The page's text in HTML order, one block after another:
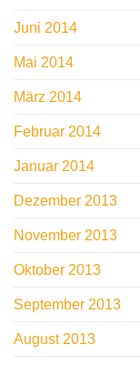
Juni 2014
Mai 2014
März 2014
Februar 2014
Januar 2014
Dezember 2013
November 2013
Oktober 2013
September 2013
August 2013